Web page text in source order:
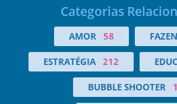
Categorias
AMOR 58
ESTRATÉGIA 212
BUBBLE SHOOTER